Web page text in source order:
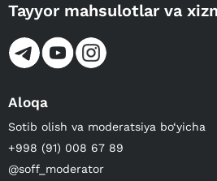
Tayyor mahsulotlar va
Aloqa
Sotib olish va moderatsiya bo‘yicha
+998 (91) 008 67 89
@soff_moderator